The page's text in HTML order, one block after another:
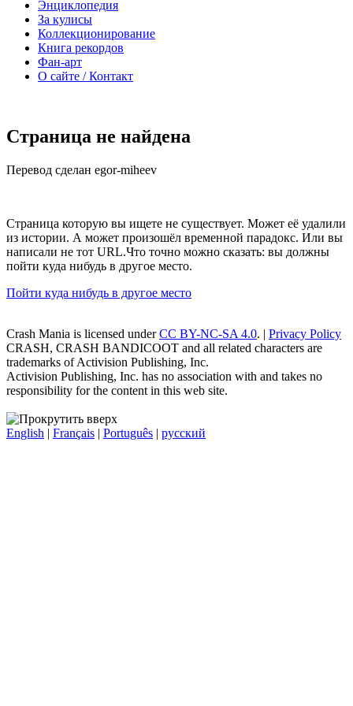
Энциклопедия
За кулисы
Коллекционирование
Книга рекордов
Фан-арт
О сайте / Контакт
Страница не найдена
Перевод сделан egor-miheev
Страница которую вы ищете не существует. Может её удалили
из истории. А может произошёл временной парадокс. Или вы
написали не тот URL.Что точно можно сказать: вы должны
пойти куда нибудь в другое место.
Пойти куда нибудь в другое место
Crash Mania is licensed underCC BY-NC-SA 4.0. | Privacy Policy
CRASH, CRASH BANDICOOT and all related characters are
trademarks of Activision Publishing, Inc.
Activision Publishing, Inc. has no association with and takes no
responsibility for the content in this web site.
English | Français | Português | русский